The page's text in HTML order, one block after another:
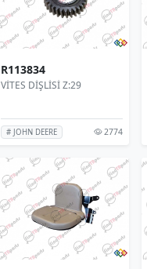
R113834
VİTES DİŞLİSİ Z:29
# JOHN DEERE 2774